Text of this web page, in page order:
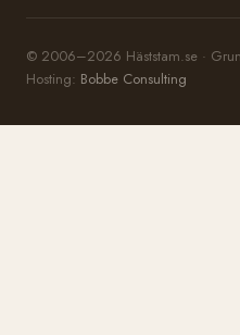
© 2006–2026 Häststam.se ·
Hosting: Bobbe Consulting